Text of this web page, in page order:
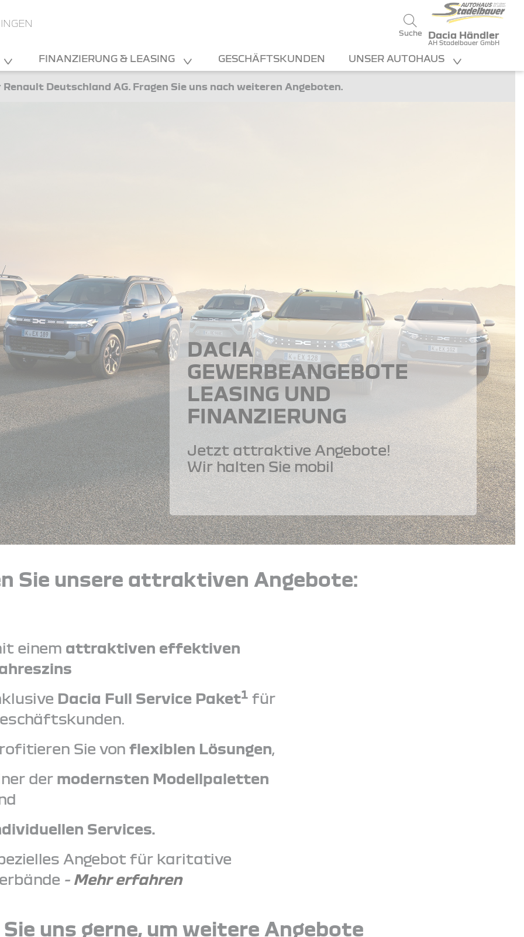
Suche Dacia Händler
AH Stadelbauer GmbH
FINANZIERUNG & LEASING GESCHÄFTSKUNDEN UNSER AUTOHAUS
Deutschland AG. Fragen Sie uns nach weiteren Angeboten.
DACIA
GEWERBEANGEBOTE
LEASING UND
FINANZIERUNG
Jetzt attraktive Angebote!
Wir halten Sie mobil
Sie unsere attraktiven Angebote:
einem attraktiven effektiven
Dacia Full Service Paket1 für
Sie vonflexiblen Lösungen,
der modernsten Modellpaletten
Services.
Angebot für karitative
- Mehr erfahren
uns gerne, um weitere Angebote